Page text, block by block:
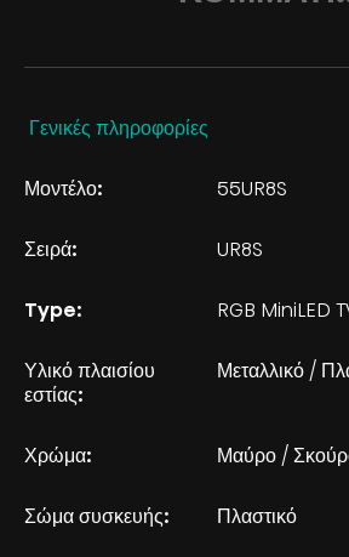
Γενικές πληροφορίες
Μοντέλο: 55UR8S
Σειρά: UR8S
Type: RGB MiniLED
Υλικό πλαισίου
εστίας:
Μεταλλικό /
Χρώμα: Μαύρο /
Σώμα συσκευής: Πλαστικό